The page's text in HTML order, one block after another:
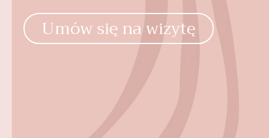
Umów się na wizytę